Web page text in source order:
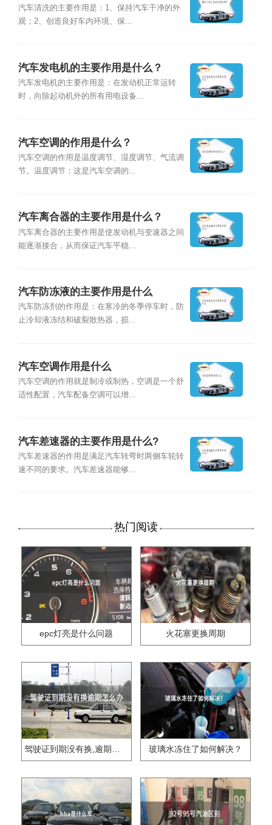
汽车清洗的主要作用是：1、保持汽车干净的外
观；2、创造良好车内环境、保...
汽车发电机的主要作用是什么？
汽车发电机的主要作用是：在发动机正常运转
时，向除起动机外的所有用电设备...
汽车空调的作用是什么？
汽车空调的作用是温度调节、湿度调节、气流调
节。温度调节：这是汽车空调的...
汽车离合器的主要作用是什么？
汽车离合器的主要作用是使发动机与变速器之间
能逐渐接合，从而保证汽车平稳...
汽车防冻液的主要作用是什么
汽车防冻剂的作用是：在寒冷的冬季停车时，防
止冷却液冻结和破裂散热器，损...
汽车空调作用是什么
汽车空调的作用就是制冷或制热，空调是一个舒
适性配置，汽车配备空调可以增...
汽车差速器的主要作用是什么?
汽车差速器的作用是满足汽车转弯时两侧车轮转
速不同的要求。汽车差速器能够...
热门阅读
epc灯亮是什么问题 火花塞更换周期
驾驶证到期没有换,逾期怎么办?? 玻璃水冻住了如何解决？